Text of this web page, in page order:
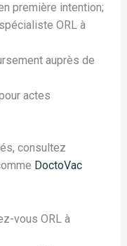
première intention;
ORL à
auprès de
actes
consultez
DoctoVac
vous ORL à